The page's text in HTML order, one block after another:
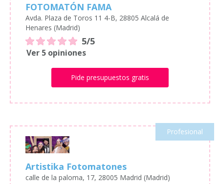
FOTOMATÓN FAMA
Avda. Plaza de Toros 11 4-B, 28805 Alcalá de
Henares (Madrid)
5/5
Ver 5 opiniones
Pide presupuestos gratis
Profesional
Artistika Fotomatones
calle de la paloma, 17, 28005 Madrid (Madrid)